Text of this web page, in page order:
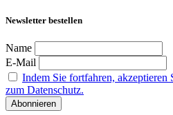
Newsletter bestellen
Name
E-Mail
Indem Sie fortfahren, akzeptieren
zum Datenschutz.